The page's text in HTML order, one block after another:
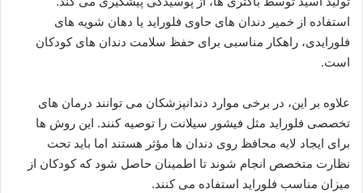
استفاده از خمیر دندان های حاوی فلوراید یا دهان شویه های
فلورایدی، راهکار مناسبی برای حفظ سلامت دندان های کودکان
است.
علاوه بر این، در برخی موارد دندانپزشکان می توانند درمان های
تخصصی فلوراید مثل فیشور سیلانت را توصیه کنند. این روش ها
برای ایجاد لایه محافظ روی دندان ها مؤثر هستند اما باید تحت
نظارت متخصص انجام شوند تا اطمینان حاصل شود که کودکان از
میزان مناسب فلوراید استفاده می کنند.